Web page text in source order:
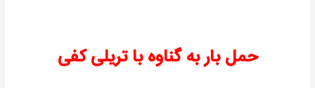
حمل بار به گناوه با تریلی کفی